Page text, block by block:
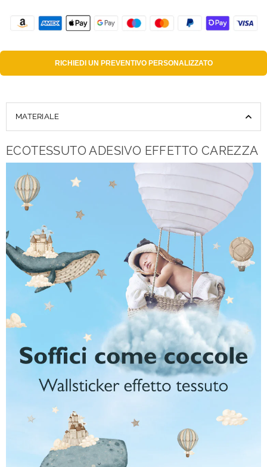
RICHIEDI UN PREVENTIVO PERSONALIZZATO
MATERIALE
ECOTESSUTO ADESIVO EFFETTO CAREZZA